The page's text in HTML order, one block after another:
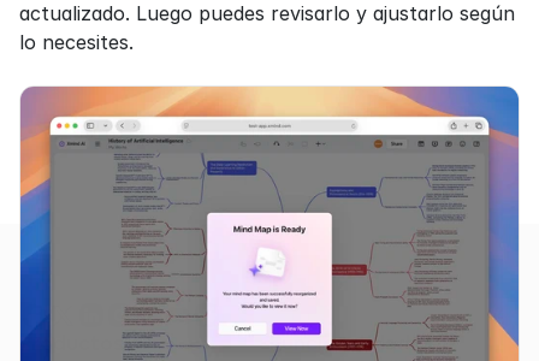
actualizado. Luego puedes revisarlo y ajustarlo según
lo necesites.
Productos Funcionalidades